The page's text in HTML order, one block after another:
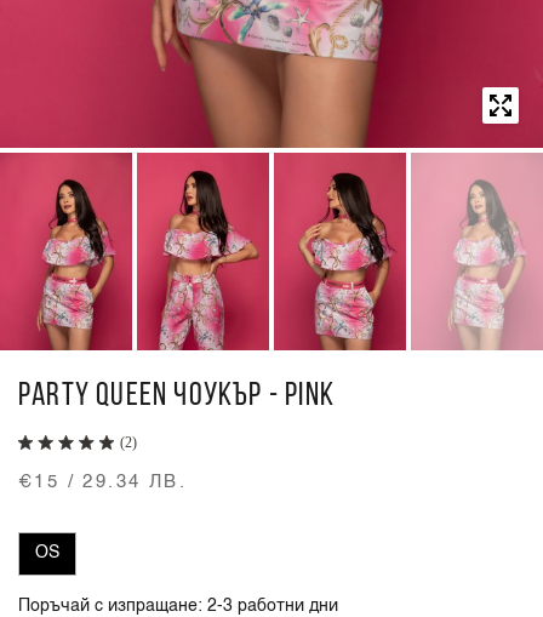
PARTY QUEEN ЧОУКЪР - PINK
(2)
€15 / 29.34 ЛВ.
OS
Поръчай с изпращане: 2-3 работни дни